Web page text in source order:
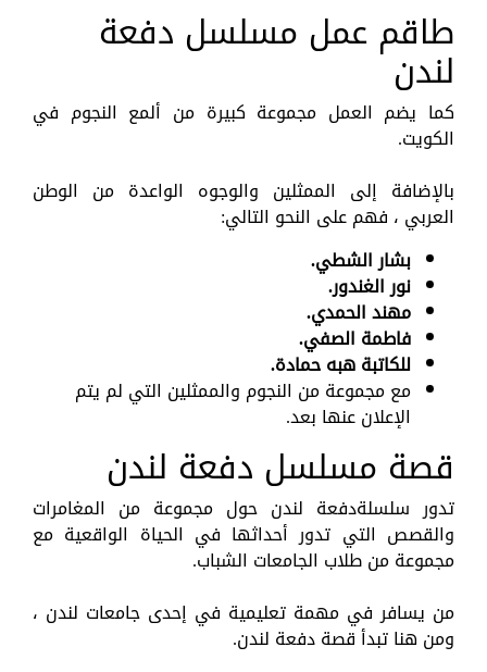
طاقم عمل مسلسل دفعة
لندن
كما يضم العمل مجموعة كبيرة من ألمع النجوم في
الكويت.
بالإضافة إلى الممثلين والوجوه الواعدة من الوطن
العربي ، فهم على النحو التالي:
بشار الشطي.
نور الغندور.
مهند الحمدي.
فاطمة الصفي.
للكاتبة هبه حمادة.
مع مجموعة من النجوم والممثلين التي لم يتم
الإعلان عنها بعد.
قصة مسلسل دفعة لندن
تدور سلسلةدفعة لندن حول مجموعة من المغامرات
والقصص التي تدور أحداثها في الحياة الواقعية مع
مجموعة من طلاب الجامعات الشباب.
من يسافر في مهمة تعليمية في إحدى جامعات لندن ،
ومن هنا تبدأ قصة دفعة لندن.